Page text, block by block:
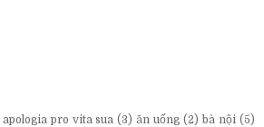
apologia pro vita sua (3) ăn uống (2) bà nội (5)